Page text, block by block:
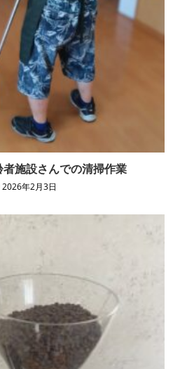
施設さんでの清掃作業
2026年2月3日